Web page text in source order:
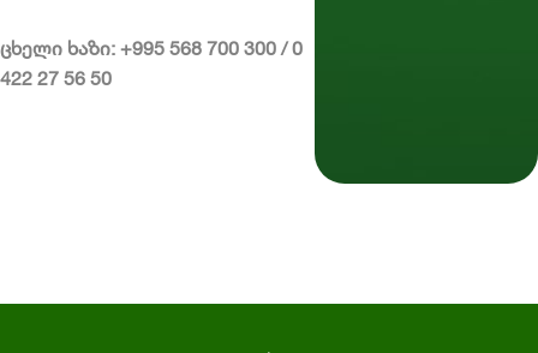
ცხელი ხაზი: +995 568 700 300 / 0
422 27 56 50